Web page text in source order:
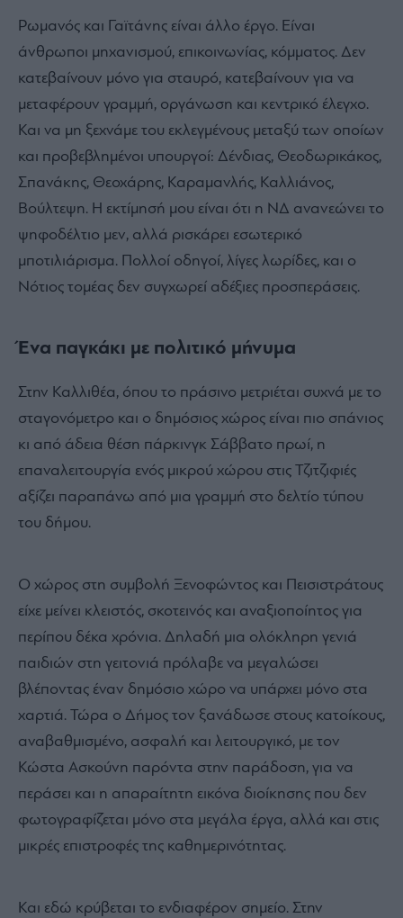
Ρωμανός και Γαϊτάνης είναι άλλο έργο. Είναι
άνθρωποι μηχανισμού, επικοινωνίας, κόμματος. Δεν
κατεβαίνουν μόνο για σταυρό, κατεβαίνουν για να
μεταφέρουν γραμμή, οργάνωση και κεντρικό έλεγχο.
Και να μη ξεχνάμε του εκλεγμένους μεταξύ των οποίων
και προβεβλημένοι υπουργοί: Δένδιας, Θεοδωρικάκος,
Σπανάκης, Θεοχάρης, Καραμανλής, Καλλιάνος,
Βούλτεψη. Η εκτίμησή μου είναι ότι η ΝΔ ανανεώνει το
ψηφοδέλτιο μεν, αλλά ρισκάρει εσωτερικό
μποτιλιάρισμα. Πολλοί οδηγοί, λίγες λωρίδες, και ο
Νότιος τομέας δεν συγχωρεί αδέξιες προσπεράσεις.
Ένα παγκάκι με πολιτικό μήνυμα
Στην Καλλιθέα, όπου το πράσινο μετριέται συχνά με το
σταγονόμετρο και ο δημόσιος χώρος είναι πιο σπάνιος
κι από άδεια θέση πάρκινγκ Σάββατο πρωί, η
επαναλειτουργία ενός μικρού χώρου στις Τζιτζιφιές
αξίζει παραπάνω από μια γραμμή στο δελτίο τύπου
του δήμου.
Ο χώρος στη συμβολή Ξενοφώντος και Πεισιστράτους
είχε μείνει κλειστός, σκοτεινός και αναξιοποίητος για
περίπου δέκα χρόνια. Δηλαδή μια ολόκληρη γενιά
παιδιών στη γειτονιά πρόλαβε να μεγαλώσει
βλέποντας έναν δημόσιο χώρο να υπάρχει μόνο στα
χαρτιά. Τώρα ο Δήμος τον ξανάδωσε στους κατοίκους,
αναβαθμισμένο, ασφαλή και λειτουργικό, με τον
Κώστα Ασκούνη παρόντα στην παράδοση, για να
περάσει και η απαραίτητη εικόνα διοίκησης που δεν
φωτογραφίζεται μόνο στα μεγάλα έργα, αλλά και στις
μικρές επιστροφές της καθημερινότητας.
Και εδώ κρύβεται το ενδιαφέρον σημείο. Στην